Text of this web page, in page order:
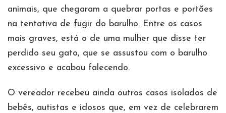
animais, que chegaram a quebrar portas e portões
na tentativa de fugir do barulho. Entre os casos
mais graves, está o de uma mulher que disse ter
perdido seu gato, que se assustou com o barulho
excessivo e acabou falecendo.
O vereador recebeu ainda outros casos isolados de
bebês, autistas e idosos que, em vez de celebrarem